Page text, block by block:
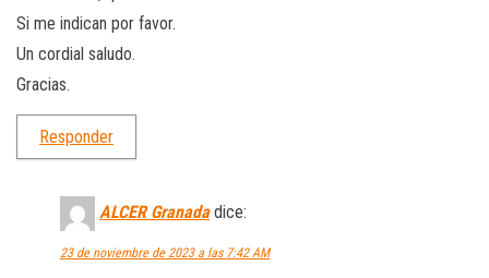
Si me indican por favor.
Un cordial saludo.
Gracias.
Responder
ALCER Granada dice:
23 de noviembre de 2023 a las 7:42 AM